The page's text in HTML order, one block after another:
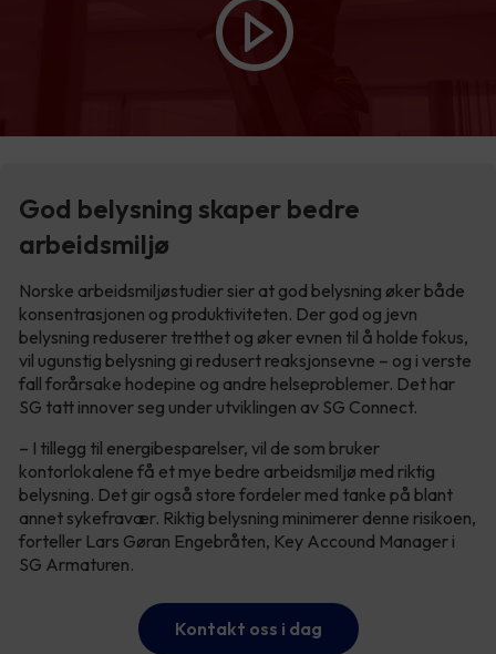
God belysning skaper bedre
arbeidsmiljø
Norske arbeidsmiljøstudier sier at god belysning øker både
konsentrasjonen og produktiviteten. Der god og jevn
belysning reduserer tretthet og øker evnen til å holde fokus,
vil ugunstig belysning gi redusert reaksjonsevne – og i verste
fall forårsake hodepine og andre helseproblemer. Det har
SG tatt innover seg under utviklingen av SG Connect.
– I tillegg til energibesparelser, vil de som bruker
kontorlokalene få et mye bedre arbeidsmiljø med riktig
belysning. Det gir også store fordeler med tanke på blant
annet sykefravær. Riktig belysning minimerer denne risikoen,
forteller Lars Gøran Engebråten, Key Accound Manager i
SG Armaturen.
Kontakt oss i dag